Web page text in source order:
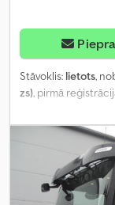
Stāvoklis: lietots,
zs), pirmā
pārnesuma veids:
telpas tilpums:6 m³
vietas platums:2
Aprīkojums:ABS,